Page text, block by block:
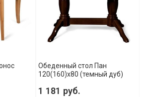
Обеденный стол Пан
120(160)x80 (темный дуб)
1 181 руб.